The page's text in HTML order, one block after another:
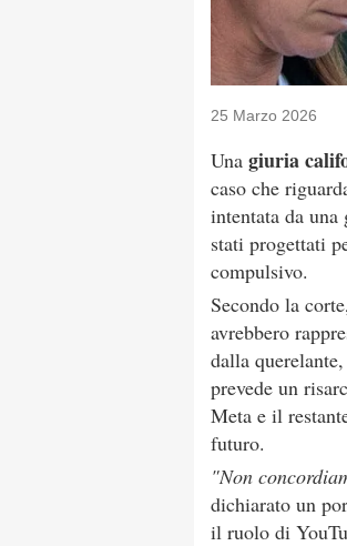
25 Marzo 2026
Una giuria
caso che
intentata da una
stati progettati
compulsivo.
Secondo la
avrebbero
dalla
prevede un
Meta e il
futuro.
"Non
dichiarato un
il ruolo di